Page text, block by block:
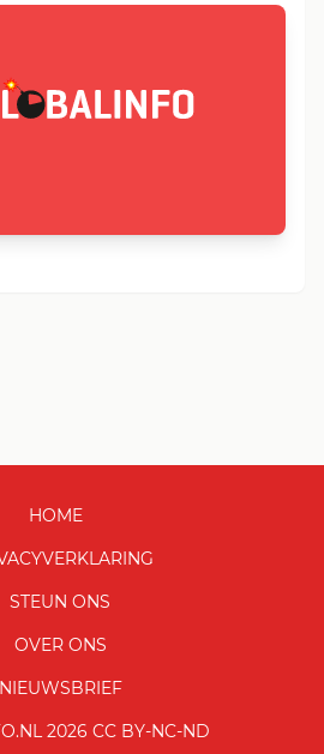
HOME
STEUN ONS
OVER ONS
NIEUWSBRIEF
2026 CC BY-NC-ND